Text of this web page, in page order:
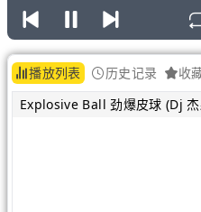
播放列表 历史记录 收
Explosive Ball 劲爆皮球 (Dj